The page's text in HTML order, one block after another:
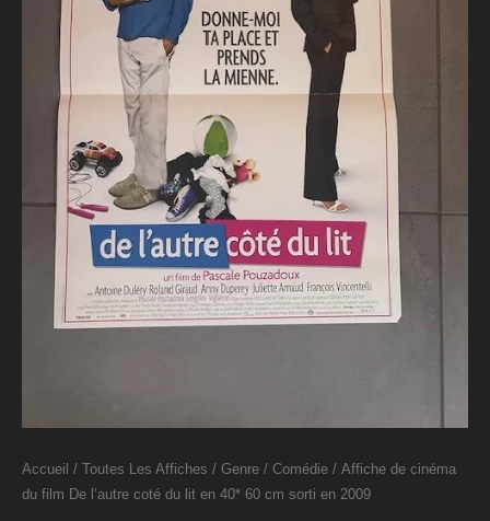
Accueil / Toutes Les Affiches / Genre / Comédie / Affiche de cinéma
du film De l’autre coté du lit en 40* 60 cm sorti en 2009